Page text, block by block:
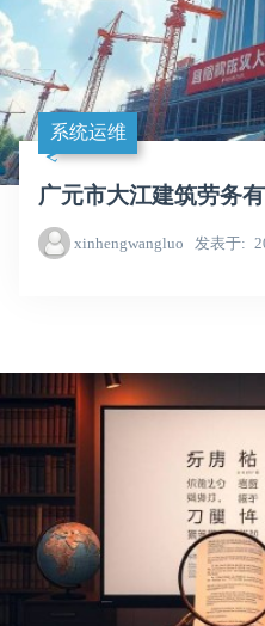
系统运维
广元市大江建筑劳务
xinhengwangluo 发表于